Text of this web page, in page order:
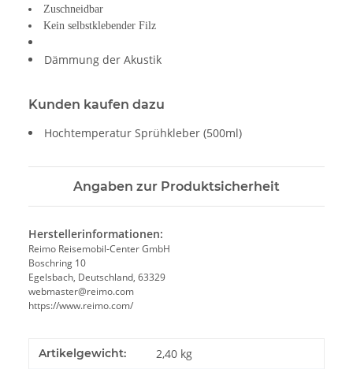
Zuschneidbar
Kein selbstklebender Filz
Dämmung der Akustik
Kunden kaufen dazu
Hochtemperatur Sprühkleber (500ml)
Angaben zur Produktsicherheit
Herstellerinformationen:
Reimo Reisemobil-Center GmbH
Boschring 10
Egelsbach, Deutschland, 63329
webmaster@reimo.com
https://www.reimo.com/
Artikelgewicht: 2,40 kg